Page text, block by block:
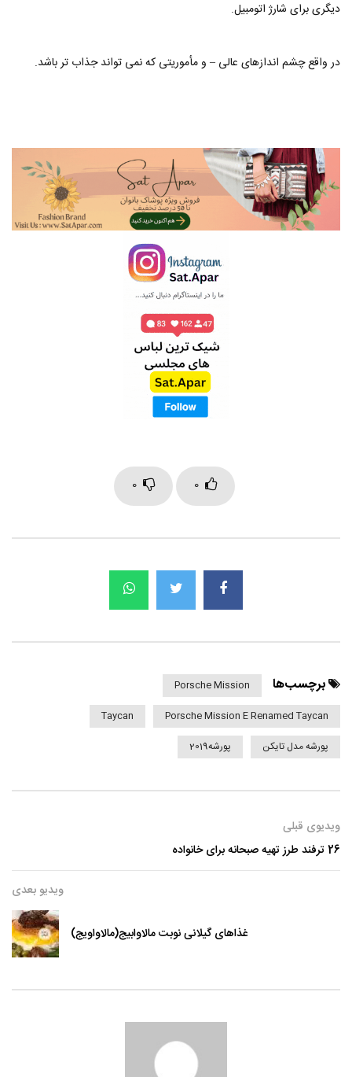
دیگری برای شارژ اتومبیل.
در واقع چشم اندازهای عالی – و مأموریتی که نمی تواند جذاب تر باشد.
0
0
برچسب‌ها
Porsche Mission
Porsche Mission E Renamed Taycan
Taycan
پورشه مدل تایکن
پورشه2019
ویدیوی قبلی
26 ترفند طرز تهیه صبحانه برای خانواده
ویدیو بعدی
غذاهای گیلانی نوبت مالاوابیج(مالاواویج)